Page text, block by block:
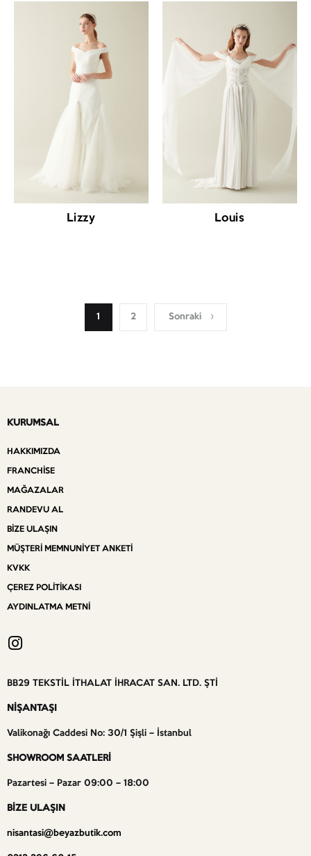
Lizzy Louis
1 2 Sonraki
KURUMSAL
HAKKIMIZDA
FRANCHISE
MAĞAZALAR
RANDEVU AL
BIZE ULAŞIN
MÜŞTERI MEMNUNIYET ANKETI
KVKK
ÇEREZ POLITIKASI
AYDINLATMA METNI
BB29 TEKSTİL İTHALAT İHRACAT SAN. LTD. ŞTİ
NİŞANTAŞI
Valikonağı Caddesi No: 30/1 Şişli – İstanbul
SHOWROOM SAATLERİ
Pazartesi – Pazar 09:00 – 18:00
BİZE ULAŞIN
nisantasi@beyazbutik.com